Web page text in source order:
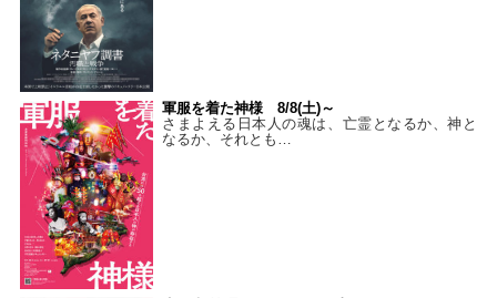
軍服を着た神様 8/8(土)～
さまよえる日本人の魂は、亡霊となるか、神と
なるか、それとも…